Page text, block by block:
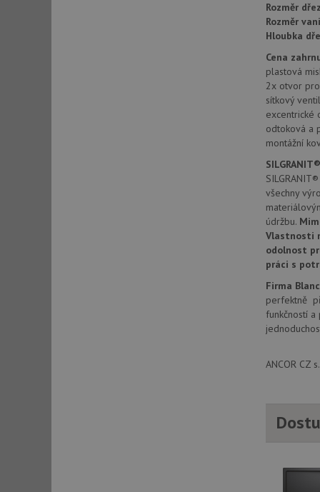
Rozměr
Rozměr
Hloubka
Cena
plastová
2x otvor
sítkový
excentrické
odtoková a
montážní
všechny
údržbu.
Vlastnosti
odolnost
práci s
Firma
perfektně
funkčností
ANCOR CZ
_ga_9T91YFLEPX
Název
__Secure-YNID
test_cookie
_gcl_au
__Secure-